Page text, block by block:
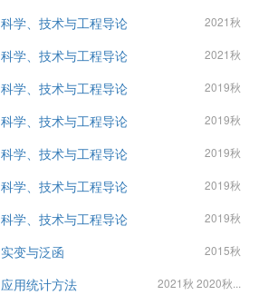
科学、技术与工程导论 2021秋
科学、技术与工程导论 2021秋
科学、技术与工程导论 2019秋
科学、技术与工程导论 2019秋
科学、技术与工程导论 2019秋
科学、技术与工程导论 2019秋
科学、技术与工程导论 2019秋
实变与泛函 2015秋
应用统计方法 2021秋 2020秋...